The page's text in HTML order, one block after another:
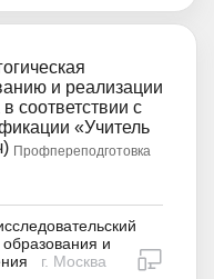
и реализации
соответствии с
«Учитель
Профпереподготовка
образования и
г. Москва